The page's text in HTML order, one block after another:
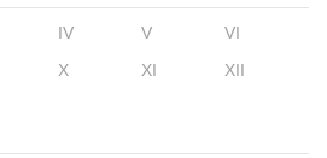
IV V
VI
X XI XII